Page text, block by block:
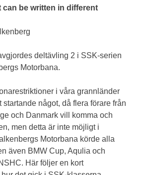
can be written in different
deltävling 2 i SSK-serien
Motorbana.
i våra grannländer
startande något, då flera förare från
och Danmark vill komma och
men detta är inte möjligt i
Motorbana körde alla
även BMW Cup, Aqulia och
Här följer en kort